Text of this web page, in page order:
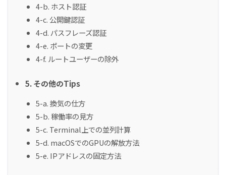
4-b. ホスト認証
4-c. 公開鍵認証
4-d. パスフレーズ認証
4-e. ポートの変更
4-f. ルートユーザーの除外
5. その他のTips
5-a. 換気の仕方
5-b. 稼働率の見方
5-c. Terminal上での並列計算
5-d. macOSでのGPUの解放方法
5-e. IPアドレスの固定方法